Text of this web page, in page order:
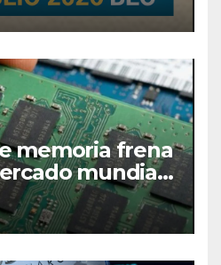
memoria frena
mundial